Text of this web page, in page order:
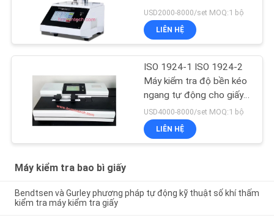
USD2000-8000/set MOQ:1 bộ
LIÊN HỆ
ISO 1924-1 ISO 1924-2
Máy kiểm tra độ bền kéo
ngang tự động cho giấy
Tissue
USD4000-8000/set MOQ:1 bộ
LIÊN HỆ
Máy kiểm tra bao bì giấy
Bendtsen và Gurley phương pháp tự động kỹ thuật số khí thấm
kiểm tra máy kiểm tra giấy